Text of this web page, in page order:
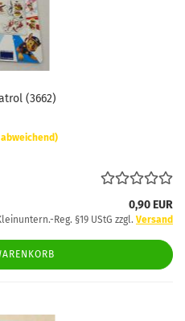
(3662)
0,90 EUR
Reg. §19 UStG zzgl. Versand